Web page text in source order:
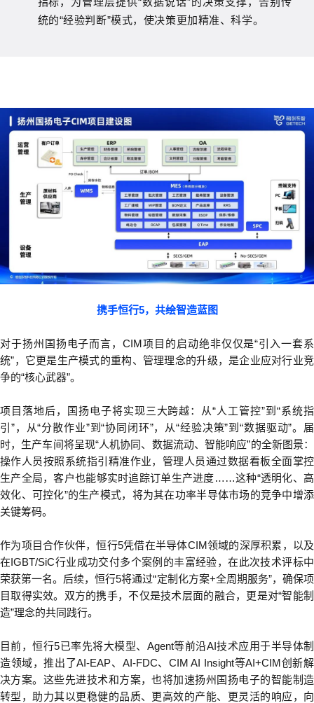
统的“经验判断”模式，使决策更加精准、科学。
携手恒行5，共绘智造蓝图
对于扬州国扬电子而言，CIM项目的启动绝非仅仅是“引入一套系
统”，它更是生产模式的重构、管理理念的升级，是企业应对行业竞
争的“核心武器”。
项目落地后，国扬电子将实现三大跨越：从“人工管控”到“系统指
引 ”，从“分散作业”到“协同闭环”，从“经验决策”到“数据驱动”。届
时，生产车间将呈现“人机协同、数据流动、智能响应”的全新图景：
操作人员按照系统指引精准作业，管理人员通过数据看板全面掌控
生产全局，客户也能够实时追踪订单生产进度……这种“透明化、高
效化、可控化”的生产模式，将为其在功率半导体市场的竞争中增添
关键筹码。
作为项目合作伙伴，恒行5凭借在半导体CIM领域的深厚积累，以及
在IGBT/SiC行业成功交付多个案例的丰富经验，在此次技术评标中
荣获第一名。后续，恒行5将通过“定制化方案+全周期服务”，确保项
目取得实效。双方的携手，不仅是技术层面的融合，更是对“智能制
造”理念的共同践行。
目前，恒行5已率先将大模型、 Agent等前沿AI技术应用于半导体制
造领域，推出了AI-EAP、 AI-FDC、 CIM AI Insight等AI+CIM创新解
决方案。这些先进技术和方案，也将加速扬州国扬电子的智能制造
转型，助力其以更稳健的品质、更高效的产能、更灵活的响应，向